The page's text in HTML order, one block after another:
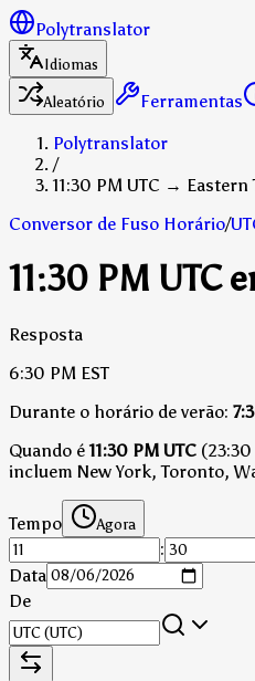
Polytranslator
Idiomas
Aleatório
Ferramentas
Polytranslator
/
11:30 PM UTC → Eastern
Conversor de Fuso Horário/
11:30 PM UTC
Resposta
6:30 PM EST
Durante o horário de verão:
Quando é11:30 PM UTC
incluem New York, Toronto,
Tempo Agora
:
Data
De